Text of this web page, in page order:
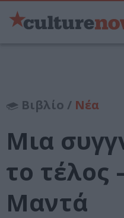
Βιβλίο / Νέα
Μια
το τέλος
Μαντά